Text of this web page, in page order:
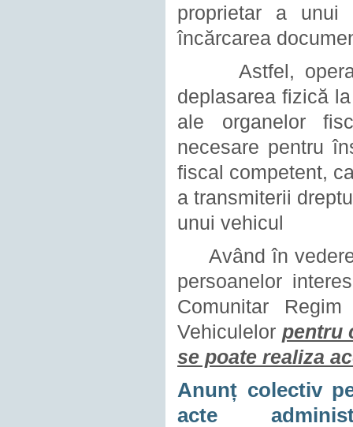
proprietar a unui
încărcarea
Astfel,
deplasarea fizică
ale organelor
necesare pentru
fiscal competent,
a transmiterii
unui vehicul
Având în vedere
persoanelor
Comunitar
Vehiculelor pentru
se poate realiza
Anunț colectiv
acte